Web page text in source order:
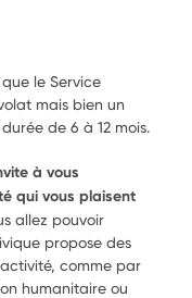
le Service
mais bien un
de 6 à 12 mois.
à vous
qui vous plaisent
allez pouvoir
propose des
comme par
humanitaire ou